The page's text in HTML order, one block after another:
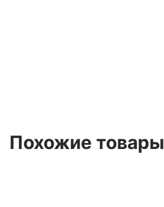
Похожие товары